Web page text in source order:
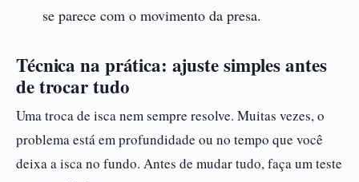
se parece com o movimento da presa.
Técnica na prática: ajuste simples antes
de trocar tudo
Uma troca de isca nem sempre resolve. Muitas vezes, o
problema está em profundidade ou no tempo que você
deixa a isca no fundo. Antes de mudar tudo, faça um teste